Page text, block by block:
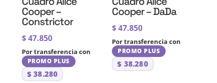
Cooper –
Constrictor
$47.850
Por transferencia con
PROMO PLUS
$ 38.280
Cooper – DaDa
$47.850
Por transferencia con
PROMO PLUS
$ 38.280